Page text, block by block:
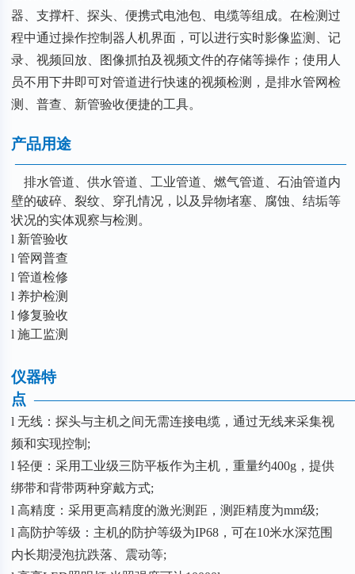
器、支撑杆、探头、便携式电池包、电缆等组成。在检测过
程中通过操作控制器人机界面，可以进行实时影像监测、记
录、视频回放、图像抓拍及视频文件的存储等操作；使用人
员不用下井即可对管道进行快速的视频检测，是排水管网检
测、普查、新管验收便捷的工具。
产品用途
——————————————————————
排水管道、供水管道、工业管道、燃气管道、石油管道内
壁的破碎、裂纹、穿孔情况，以及异物堵塞、腐蚀、结垢等
状况的实体观察与检测。
l 新管验收
l 管网普查
l 管道检修
l 养护检测
l 修复验收
l 施工监测
仪器特
点
l 无线：探头与主机之间无需连接电缆，通过无线来采集视
频和实现控制;
l 轻便：采用工业级三防平板作为主机，重量约400g，提供
绑带和背带两种穿戴方式;
l 高精度：采用更高精度的激光测距，测距精度为mm级;
l 高防护等级：主机的防护等级为IP68，可在10米水深范围
内长期浸泡抗跌落、震动等;